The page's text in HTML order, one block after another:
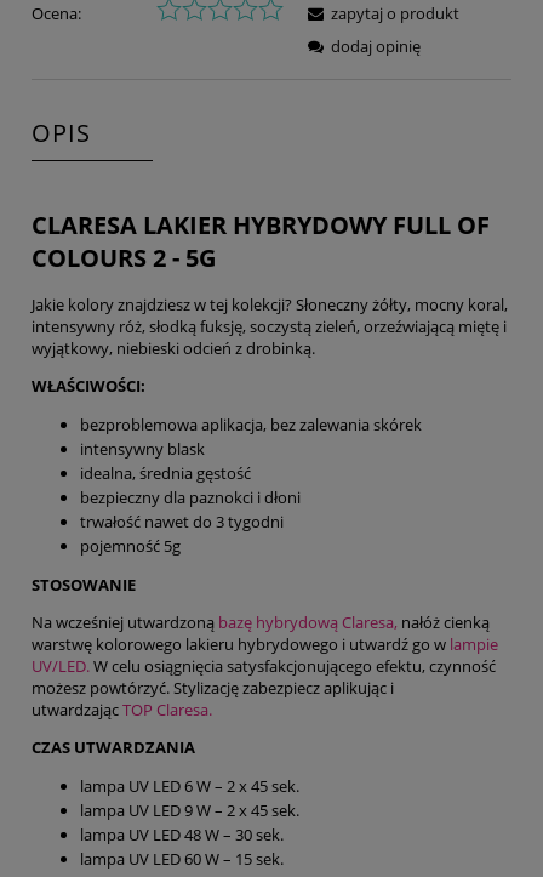
Ocena:
zapytaj o produkt
dodaj opinię
OPIS
CLARESA LAKIER HYBRYDOWY FULL OF
COLOURS 2 - 5G
Jakie kolory znajdziesz w tej kolekcji? Słoneczny żółty, mocny koral,
intensywny róż, słodką fuksję, soczystą zieleń, orzeźwiającą miętę i
wyjątkowy, niebieski odcień z drobinką.
WŁAŚCIWOŚCI:
bezproblemowa aplikacja, bez zalewania skórek
intensywny blask
idealna, średnia gęstość
bezpieczny dla paznokci i dłoni
trwałość nawet do 3 tygodni
pojemność 5g
STOSOWANIE
Na wcześniej utwardzoną bazę hybrydową Claresa, nałóż cienką
warstwę kolorowego lakieru hybrydowego i utwardź go w lampie
UV/LED.W celu osiągnięcia satysfakcjonującego efektu, czynność
możesz powtórzyć. Stylizację zabezpiecz aplikując i
utwardzającTOP Claresa.
CZAS UTWARDZANIA
lampa UV LED 6 W – 2 x 45 sek.
lampa UV LED 9 W – 2 x 45 sek.
lampa UV LED 48 W – 30 sek.
lampa UV LED 60 W – 15 sek.